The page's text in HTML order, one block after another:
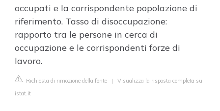
occupati e la corrispondente popolazione di
riferimento. Tasso di disoccupazione:
rapporto tra le persone in cerca di
occupazione e le corrispondenti forze di
lavoro.
Richiesta di rimozione della fonte | Visualizza la risposta completa su
istat.it